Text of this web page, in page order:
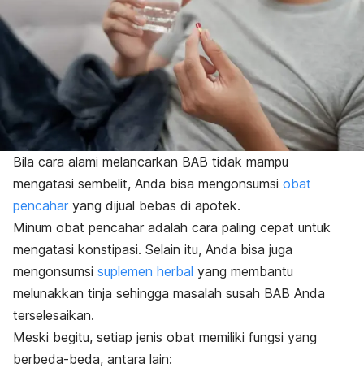
Bila cara alami melancarkan BAB tidak mampu
mengatasi sembelit, Anda bisa mengonsumsi obat
pencahar yang dijual bebas di apotek.
Minum obat pencahar adalah cara paling cepat untuk
mengatasi konstipasi. Selain itu, Anda bisa juga
mengonsumsi suplemen herbal yang membantu
melunakkan tinja sehingga masalah susah BAB Anda
terselesaikan.
Meski begitu, setiap jenis obat memiliki fungsi yang
berbeda-beda, antara lain: